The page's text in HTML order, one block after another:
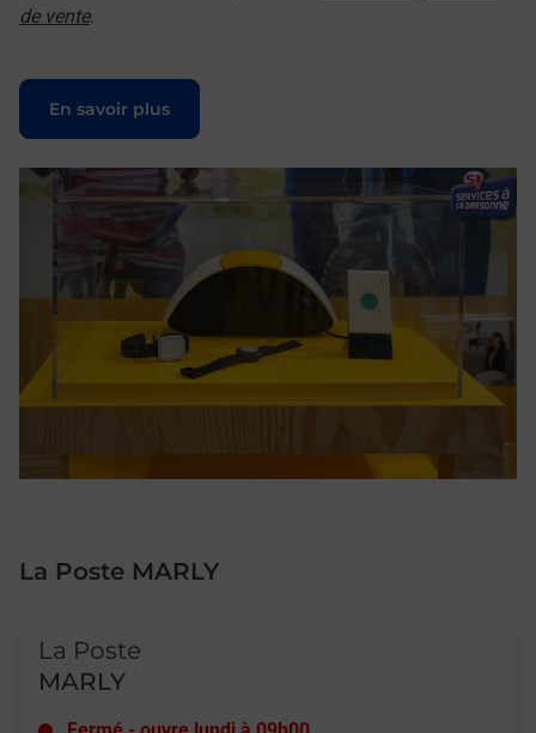
de vente.
En savoir plus
Le lien s'ouvre dans un nouvel onglet
La Poste MARLY
La Poste
MARLY